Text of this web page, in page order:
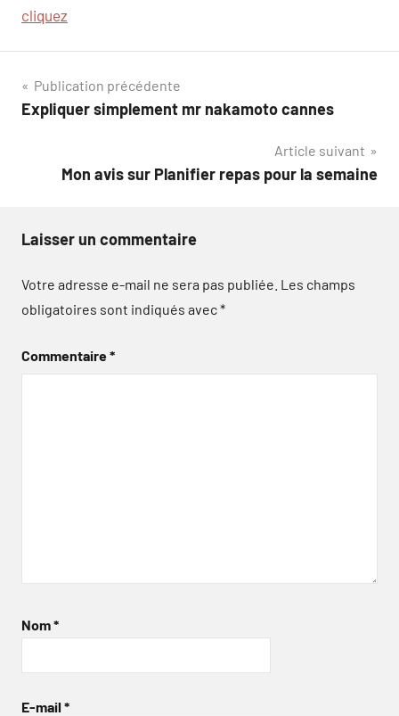
cliquez
Navigation
de
Publication précédente
Expliquer simplement mr nakamoto cannes
Article suivant
Mon avis sur Planifier repas pour la semaine
Laisser un commentaire
Votre adresse e-mail ne sera pas publiée. Les champs
obligatoires sont indiqués avec*
Commentaire*
Nom*
E-mail *